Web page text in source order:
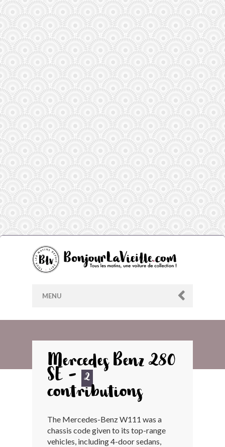
MENU
ARCHIVES
LES CONTRIBUTEURS
LE BLOG
Mercedes Benz 280
SE -
2
contributions
The Mercedes-Benz W111 was a
chassis code given to its top-range
vehicles, including 4-door sedans,